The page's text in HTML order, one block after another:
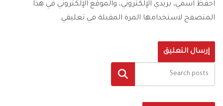
احفظ اسمي، بريدي الإلكتروني، والموقع الإلكتروني في هذا
المتصفح لاستخدامها المرة المقبلة في تعليقي.
البحث